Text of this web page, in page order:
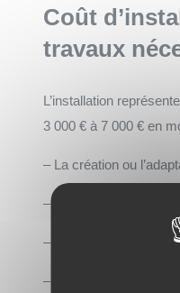
Coût
travaux
L’installation
3 000 € à 7 000 € en
– La création ou
– Les travaux de
– Les raccordements
– Les finitions